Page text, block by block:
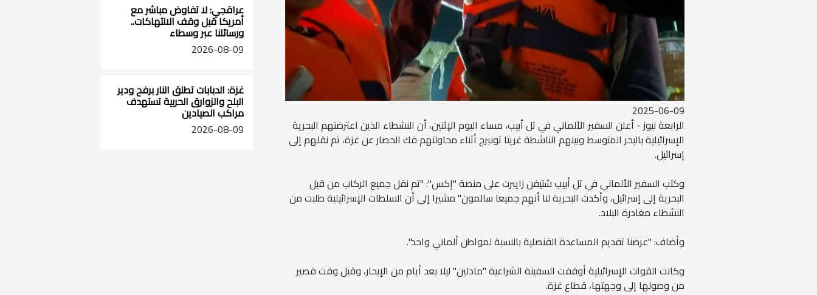
2025-06-09
الرابعة نيوز - أعلن السفير الألماني في تل أبيب، مساء اليوم الإثنين، أن النشطاء الذين اعترضتهم البحرية
الإسرائيلية بالبحر المتوسط وبينهم الناشطة غريتا تونبرج أثناء محاولتهم فك الحصار عن غزة، تم نقلهم إلى
إسرائيل.
وكتب السفير الألماني في تل أبيب شتيفن زايبرت على منصة "إكس": "تم نقل جميع الركاب من قبل
البحرية إلى إسرائيل، وأكدت البحرية لنا أنهم جميعا سالمون" مشيرا إلى أن السلطات الإسرائيلية طلبت من
النشطاء مغادرة البلاد.
وأضاف: "عرضنا تقديم المساعدة القنصلية بالنسبة لمواطن ألماني واحد".
وكانت القوات الإسرائيلية أوقفت السفينة الشراعية "مادلين" ليلا بعد أيام من الإبحار، وقبل وقت قصير
من وصولها إلى وجهتها، قطاع غزة.
عراقجي: لا تفاوض مباشر مع
أمريكا قبل وقف الانتهاكات..
ورسائلنا عبر وسطاء
2026-08-09
غزة: الدبابات تطلق النار برفح ودير
البلح والزوارق الحربية تستهدف
مراكب الصيادين
2026-08-09